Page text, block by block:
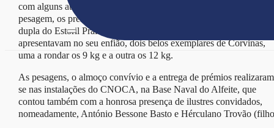
com alguns atletas a não apresentarem qualquer captura para a
pesagem, os presentes na Praia das Bicas foram surpreendidos
dupla do Estoril Praia, Jody Lot / André Domingues que
apresentavam no seu enfião, dois belos exemplares de Corvinas,
uma a rondar os 9 kg e a outra os 12 kg.
As pesagens, o almoço convívio e a entrega de prémios
se nas instalações do CNOCA, na Base Naval do Alfeite, que
contou também com a honrosa presença de ilustres convidados,
nomeadamente, António Bessone Basto e Hérculano Trovão